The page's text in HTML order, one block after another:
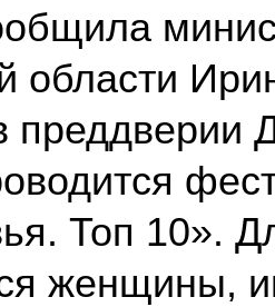
области
преддверии
Топ 10».
женщины,